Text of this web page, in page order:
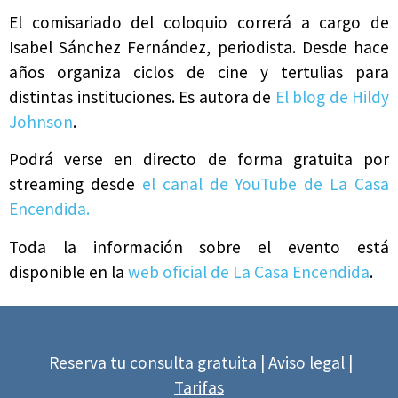
El comisariado del coloquio correrá a cargo de
Isabel Sánchez Fernández, periodista. Desde hace
años organiza ciclos de cine y tertulias para
distintas instituciones. Es autora de El blog de Hildy
Johnson.
Podrá verse en directo de forma gratuita por
streaming desde el canal de YouTube de La Casa
Encendida.
Toda la información sobre el evento está
disponible en la web oficial de La Casa Encendida.
Reserva tu consulta gratuita | Aviso legal |
Tarifas